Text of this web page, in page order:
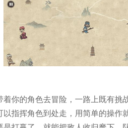
你的角色去冒险，一路上既有挑
指挥角色到处走，用简单的操作